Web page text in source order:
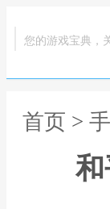
您的游戏宝典，
首页 >